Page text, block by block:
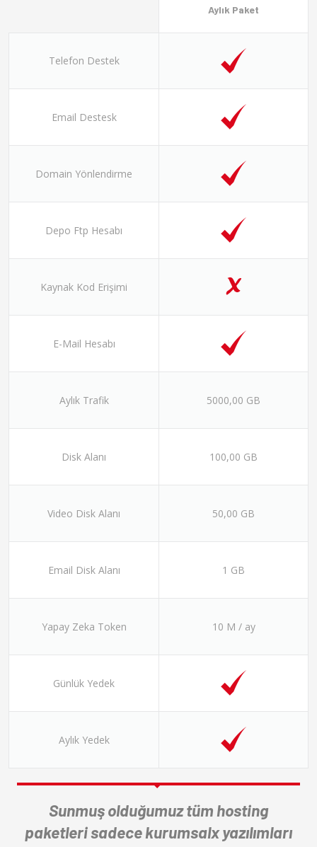
Telefon Destek
Email Destesk
Domain Yönlendirme
Depo Ftp Hesabı
Kaynak Kod Erişimi
E-Mail Hesabı
Aylık Trafik
Disk Alanı
Video Disk Alanı
Email Disk Alanı
Yapay Zeka Token
Günlük Yedek
Aylık Yedek
Aylık Paket
5000,00 GB
100,00 GB
50,00 GB
1 GB
10 M / ay
Sunmuş olduğumuz tüm hosting
paketleri sadece kurumsalx yazılımları